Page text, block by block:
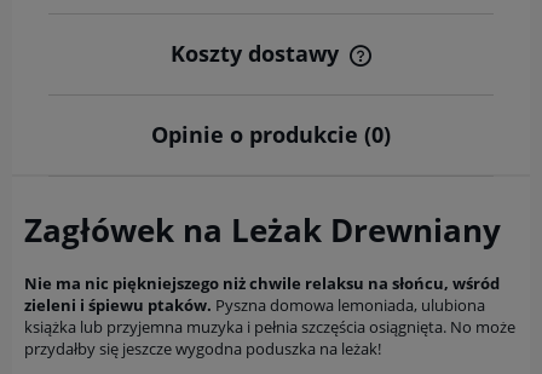
Koszty dostawy
Cena nie zawiera ewentualnych kosztów płatności
Opinie o produkcie (0)
Zagłówek na Leżak Drewniany
Nie ma nic piękniejszego niż chwile relaksu na słońcu, wśród
zieleni i śpiewu ptaków. Pyszna domowa lemoniada, ulubiona
książka lub przyjemna muzyka i pełnia szczęścia osiągnięta. No może
przydałby się jeszcze wygodna poduszka na leżak!